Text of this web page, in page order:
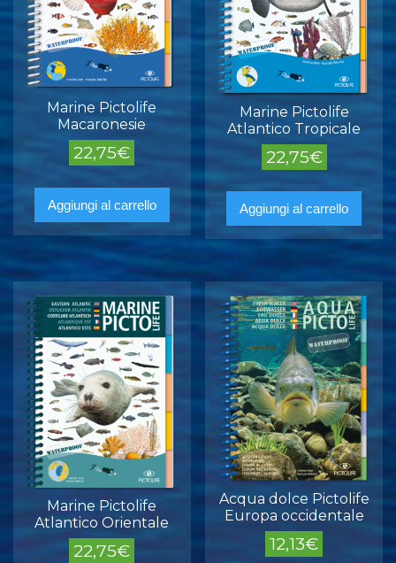
Marine Pictolife
Macaronesie
22,75€
Aggiungi al carrello
Marine Pictolife
Atlantico Tropicale
22,75€
Aggiungi al carrello
Marine Pictolife
Atlantico Orientale
22,75€
Acqua dolce Pictolife
Europa occidentale
12,13€